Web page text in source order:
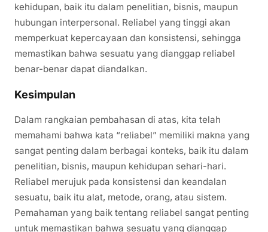
kehidupan, baik itu dalam penelitian, bisnis, maupun
hubungan interpersonal. Reliabel yang tinggi akan
memperkuat kepercayaan dan konsistensi, sehingga
memastikan bahwa sesuatu yang dianggap reliabel
benar-benar dapat diandalkan.
Kesimpulan
Dalam rangkaian pembahasan di atas, kita telah
memahami bahwa kata “reliabel” memiliki makna yang
sangat penting dalam berbagai konteks, baik itu dalam
penelitian, bisnis, maupun kehidupan sehari-hari.
Reliabel merujuk pada konsistensi dan keandalan
sesuatu, baik itu alat, metode, orang, atau sistem.
Pemahaman yang baik tentang reliabel sangat penting
untuk memastikan bahwa sesuatu yang dianggap